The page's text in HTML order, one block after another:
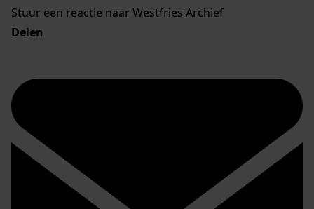
Stuur een reactie naar Westfries Archief
Delen